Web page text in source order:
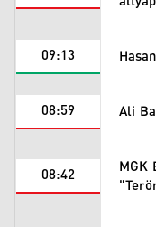
09:13
08:59 Ali
08:42 MGK